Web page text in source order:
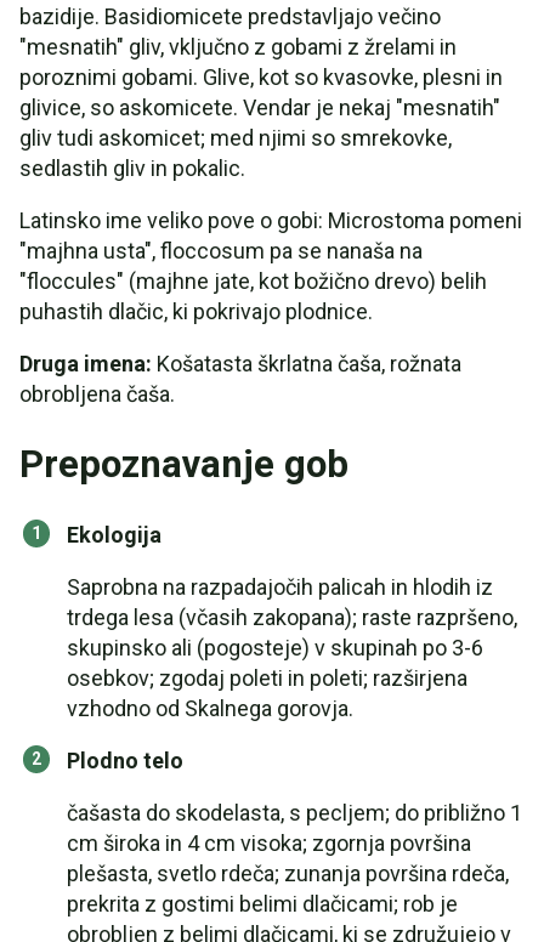
bazidije. Basidiomicete predstavljajo večino
"mesnatih" gliv, vključno z gobami z žrelami in
poroznimi gobami. Glive, kot so kvasovke, plesni in
glivice, so askomicete. Vendar je nekaj "mesnatih"
gliv tudi askomicet; med njimi so smrekovke,
sedlastih gliv in pokalic.
Latinsko ime veliko pove o gobi: Microstoma pomeni
"majhna usta", floccosum pa se nanaša na
"floccules" (majhne jate, kot božično drevo) belih
puhastih dlačic, ki pokrivajo plodnice.
Druga imena: Košatasta škrlatna čaša, rožnata
obrobljena čaša.
Prepoznavanje gob
Ekologija
Saprobna na razpadajočih palicah in hlodih iz
trdega lesa (včasih zakopana); raste razpršeno,
skupinsko ali (pogosteje) v skupinah po 3-6
osebkov; zgodaj poleti in poleti; razširjena
vzhodno od Skalnega gorovja.
Plodno telo
čašasta do skodelasta, s pecljem; do približno 1
cm široka in 4 cm visoka; zgornja površina
plešasta, svetlo rdeča; zunanja površina rdeča,
prekrita z gostimi belimi dlačicami; rob je
obrobljen z belimi dlačicami, ki se združujejo v